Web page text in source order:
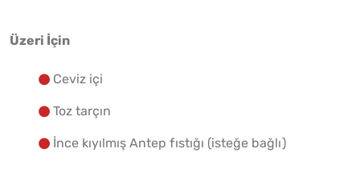
Üzeri İçin
Ceviz içi
Toz tarçın
İnce kıyılmış Antep fıstığı (isteğe bağlı)